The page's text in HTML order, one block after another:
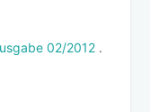
02/2012 .